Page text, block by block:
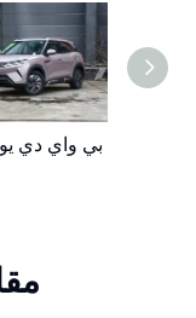
بي واي دي